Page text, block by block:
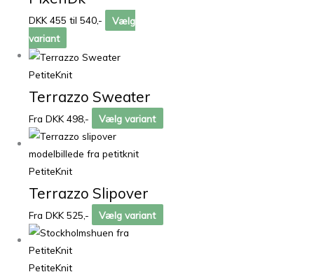
DKK 455 til 540,-
Vælg
variant
PetiteKnit
Terrazzo Sweater
Fra DKK 498,- Vælg variant
PetiteKnit
Terrazzo Slipover
Fra DKK 525,- Vælg variant
PetiteKnit